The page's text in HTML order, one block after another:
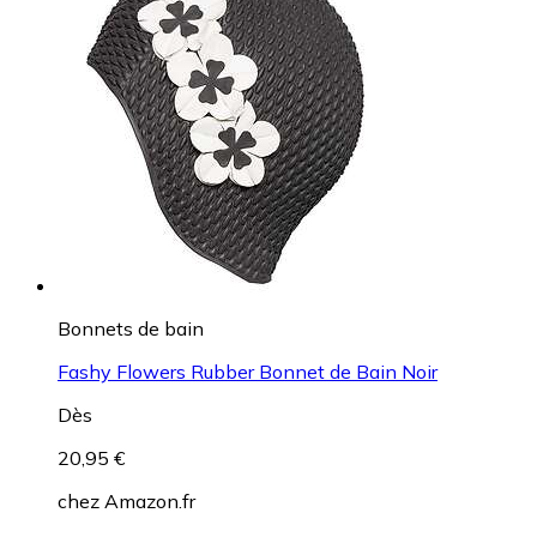
Bonnets de bain
Fashy Flowers Rubber Bonnet de Bain Noir
Dès
20,95 €
chez Amazon.fr